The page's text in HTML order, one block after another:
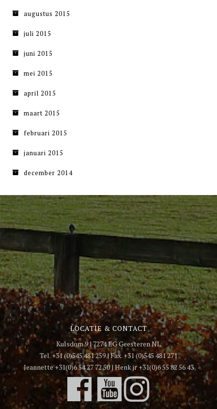
augustus 2015
juli 2015
juni 2015
mei 2015
april 2015
maart 2015
februari 2015
januari 2015
december 2014
LOCATIE & CONTACT
Kulsdom 9 | 7274 EG Geesteren NL
Tel. +31 (0)545 481 259 | Fax. +31 (0)545 481 271
Jeannette +31(0)6 54 27 72 50 | Henk jr +31(0)6 55 82 56 43